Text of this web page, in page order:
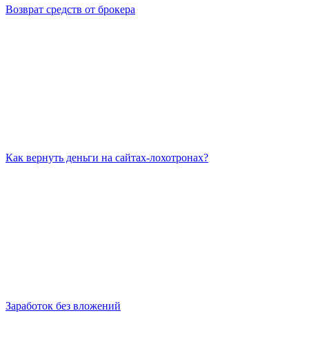
Возврат средств от брокера
Как вернуть деньги на сайтах-лохотронах?
Заработок без вложений